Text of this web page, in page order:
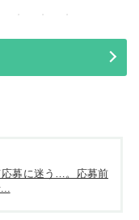
応募に迷う…。応募前